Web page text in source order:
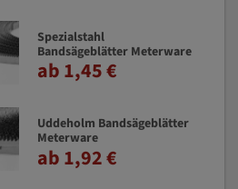
Spezialstahl
Bandsägeblätter Meterware
ab 1,45 €
Uddeholm Bandsägeblätter
Meterware
ab 1,92 €